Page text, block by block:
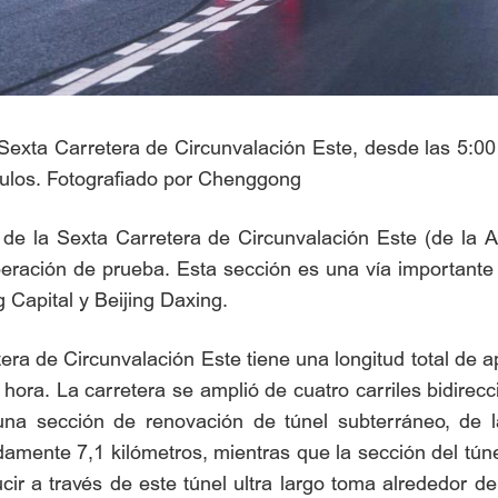
Carretera de Circunvalación Este, desde las
Fotografiado por Chenggong
la Sexta Carretera de Circunvalación Este (de la
de prueba. Esta sección es una vía
Capital y Beijing Daxing.
de Circunvalación Este tiene una longitud total de
La carretera se amplió de cuatro carriles
sección de renovación de túnel subterráneo,
7,1 kilómetros, mientras que la sección del
a través de este túnel ultra largo toma alrededor